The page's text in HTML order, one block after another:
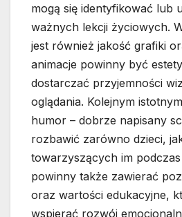
mogą się identyfikować lub
ważnych lekcji życiowych.
jest również jakość grafiki
animacje powinny być
dostarczać przyjemności
oglądania. Kolejnym
humor – dobrze napisany
rozbawić zarówno dzieci,
towarzyszących im
powinny także zawierać
oraz wartości edukacyjne,
wspierać rozwój